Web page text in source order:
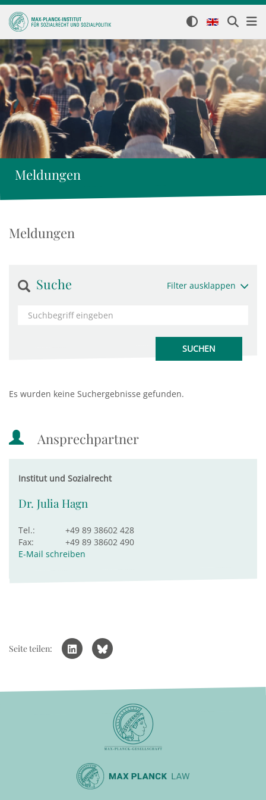
Meldungen
Meldungen
Suche Filter ausklappen
Es wurden keine Suchergebnisse gefunden.
Ansprechpartner
Institut und Sozialrecht
Dr. Julia Hagn
Tel.:
+49 89 38602 428
Fax:
+49 89 38602 490
E-Mail schreiben
Seite teilen: